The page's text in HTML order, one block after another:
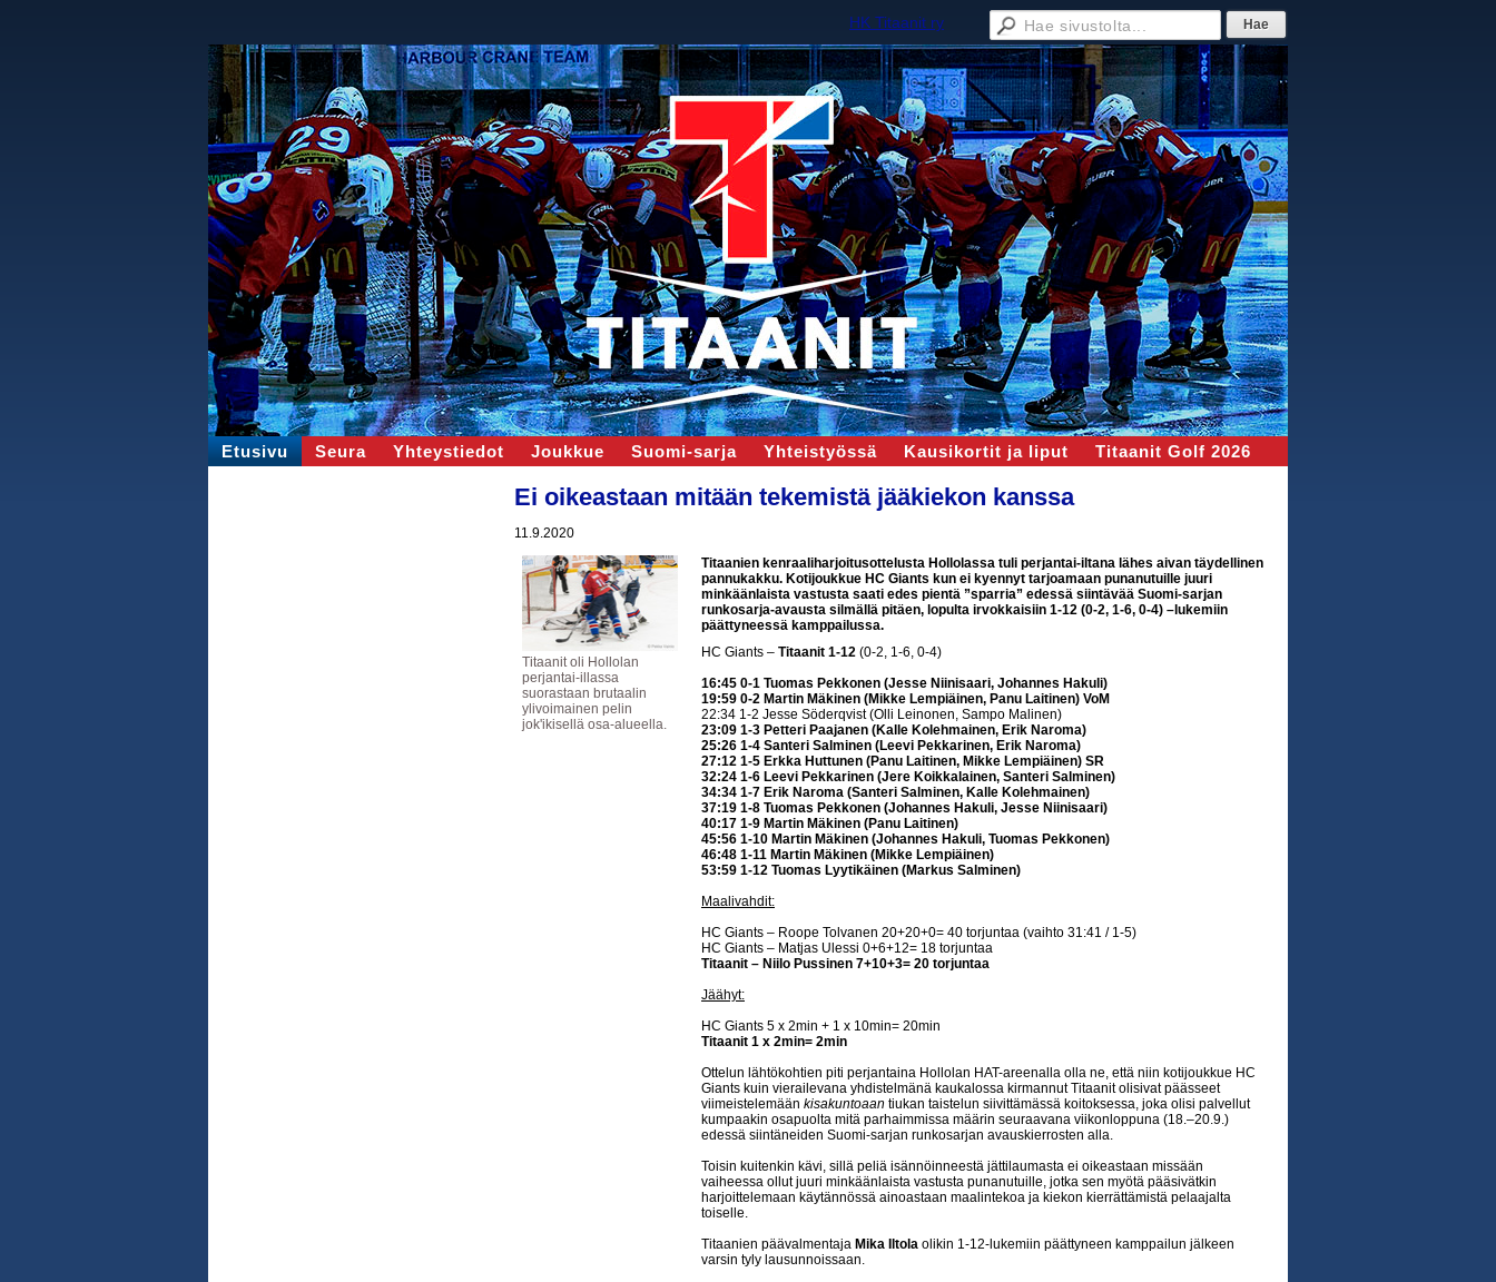
HK Titaanit ry
Etusivu Seura Yhteystiedot Joukkue Suomi-sarja Yhteistyössä Kausikortit ja liput Titaanit Golf 2026
Ei oikeastaan mitään tekemistä jääkiekon kanssa
11.9.2020
Titaanit oli Hollolan
perjantai-illassa
suorastaan brutaalin
ylivoimainen pelin
jok'ikisellä osa-alueella.
Titaanien kenraaliharjoitusottelusta Hollolassa tuli perjantai-iltana lähes aivan täydellinen
pannukakku. Kotijoukkue HC Giants kun ei kyennyt tarjoamaan punanutuille juuri
minkäänlaista vastusta saati edes pientä ”sparria” edessä siintävää Suomi-sarjan
runkosarja-avausta silmällä pitäen, lopulta irvokkaisiin 1-12 (0-2, 1-6, 0-4) –lukemiin
päättyneessä kamppailussa.
HC Giants – Titaanit 1-12 (0-2, 1-6, 0-4)
16:45 0-1 Tuomas Pekkonen (Jesse Niinisaari, Johannes Hakuli)
19:59 0-2 Martin Mäkinen (Mikke Lempiäinen, Panu Laitinen) VoM
22:34 1-2 Jesse Söderqvist (Olli Leinonen, Sampo Malinen)
23:09 1-3 Petteri Paajanen (Kalle Kolehmainen, Erik Naroma)
25:26 1-4 Santeri Salminen (Leevi Pekkarinen, Erik Naroma)
27:12 1-5 Erkka Huttunen (Panu Laitinen, Mikke Lempiäinen) SR
32:24 1-6 Leevi Pekkarinen (Jere Koikkalainen, Santeri Salminen)
34:34 1-7 Erik Naroma (Santeri Salminen, Kalle Kolehmainen)
37:19 1-8 Tuomas Pekkonen (Johannes Hakuli, Jesse Niinisaari)
40:17 1-9 Martin Mäkinen (Panu Laitinen)
45:56 1-10 Martin Mäkinen (Johannes Hakuli, Tuomas Pekkonen)
46:48 1-11 Martin Mäkinen (Mikke Lempiäinen)
53:59 1-12 Tuomas Lyytikäinen (Markus Salminen)
Maalivahdit:
HC Giants – Roope Tolvanen 20+20+0= 40 torjuntaa (vaihto 31:41 / 1-5)
HC Giants – Matjas Ulessi 0+6+12= 18 torjuntaa
Titaanit – Niilo Pussinen 7+10+3= 20 torjuntaa
Jäähyt:
HC Giants 5 x 2min + 1 x 10min= 20min
Titaanit 1 x 2min= 2min
Ottelun lähtökohtien piti perjantaina Hollolan HAT-areenalla olla ne, että niin kotijoukkue HC
Giants kuin vierailevana yhdistelmänä kaukalossa kirmannut Titaanit olisivat päässeet
viimeistelemään kisakuntoaan tiukan taistelun siivittämässä koitoksessa, joka olisi palvellut
kumpaakin osapuolta mitä parhaimmissa määrin seuraavana viikonloppuna (18.–20.9.)
edessä siintäneiden Suomi-sarjan runkosarjan avauskierrosten alla.
Toisin kuitenkin kävi, sillä peliä isännöinneestä jättilaumasta ei oikeastaan missään
vaiheessa ollut juuri minkäänlaista vastusta punanutuille, jotka sen myötä pääsivätkin
harjoittelemaan käytännössä ainoastaan maalintekoa ja kiekon kierrättämistä pelaajalta
toiselle.
Titaanien päävalmentaja Mika Iltola olikin 1-12-lukemiin päättyneen kamppailun jälkeen
varsin tyly lausunnoissaan.